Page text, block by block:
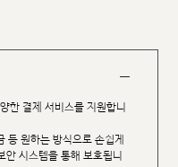
한 결제 서비스를 지원합니
등 원하는 방식으로 손쉽게
안 시스템을 통해 보호됩니